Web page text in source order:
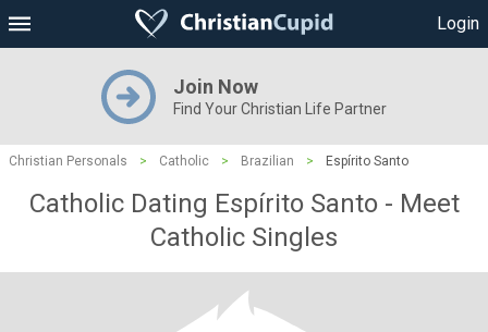
Login
Join Now
Find Your Christian Life Partner
Christian Personals > Catholic > Brazilian > Espírito Santo
Catholic Dating Espírito Santo - Meet
Catholic Singles